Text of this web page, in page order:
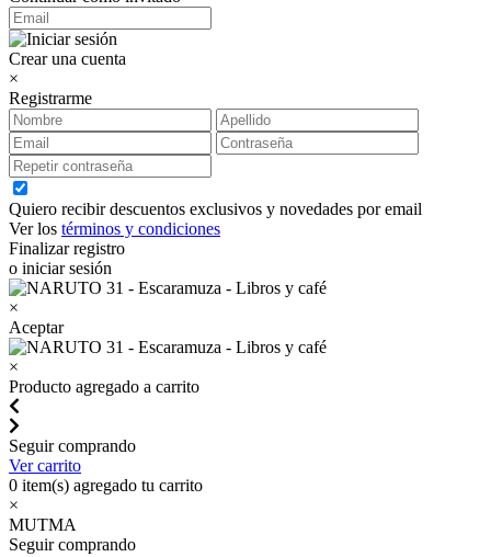
Crear una cuenta
×
Registrarme
Quiero recibir descuentos exclusivos y novedades por email
Ver los términos y condiciones
Finalizar registro
o iniciar sesión
×
Aceptar
×
Producto agregado a carrito
Seguir comprando
Ver carrito
0 item(s) agregado tu carrito
×
MUTMA
Seguir comprando